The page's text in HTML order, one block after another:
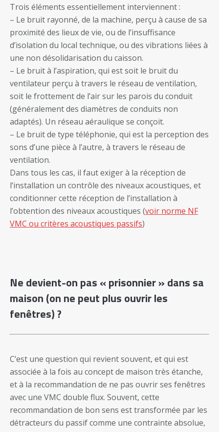
Trois éléments essentiellement interviennent :
– Le bruit rayonné, de la machine, perçu à cause de sa
proximité des lieux de vie, ou de l’insuffisance
d’isolation du local technique, ou des vibrations liées à
une non désolidarisation du caisson.
– Le bruit à l’aspiration, qui est soit le bruit du
ventilateur perçu à travers le réseau de ventilation,
soit le frottement de l’air sur les parois du conduit
(généralement des diamètres de conduits non
adaptés). Un réseau aéraulique se conçoit.
– Le bruit de type téléphonie, qui est la perception des
sons d’une pièce à l’autre, à travers le réseau de
ventilation.
Dans tous les cas, il faut exiger à la réception de
l’installation un contrôle des niveaux acoustiques, et
conditionner cette réception de l’installation à
l’obtention des niveaux acoustiques (voir norme NF
VMC ou critères acoustiques passifs)
Ne devient-on pas « prisonnier » dans sa
maison (on ne peut plus ouvrir les
fenêtres) ?
C’est une question qui revient souvent, et qui est
associée à la fois au concept de maison très étanche,
et à la recommandation de ne pas ouvrir ses fenêtres
avec une VMC double flux. Souvent, cette
recommandation de bon sens est transformée par les
détracteurs du passif comme une contrainte absolue,